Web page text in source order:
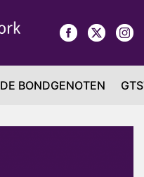
DE BONDGENOTEN